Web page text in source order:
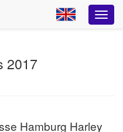
2017
Hamburg Harley